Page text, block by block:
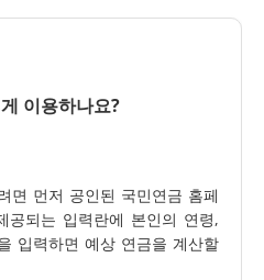
이용하나요?
면 먼저 공인된 국민연금 홈페
공되는 입력란에 본인의 연령,
입력하면 예상 연금을 계산할